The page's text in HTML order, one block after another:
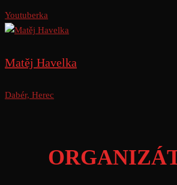
Youtuberka
Matěj Havelka
Dabér, Herec